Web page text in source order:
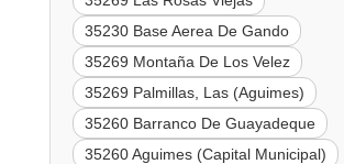
35230 Base Aerea De Gando
35269 Montaña De Los Velez
35269 Palmillas, Las (Aguimes)
35260 Barranco De Guayadeque
35260 Aguimes (Capital Municipal)